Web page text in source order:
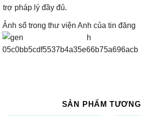
trợ pháp lý đầy đủ.
Ảnh sổ trong thư viện Anh của tin đăng
SẢN PHẨM